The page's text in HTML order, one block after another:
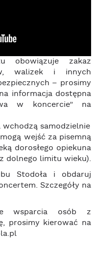
obowiązuje zakaz
walizek i innych
– prosimy
informacja dostępna
w koncercie” na
samodzielnie
wejść za pisemną
dorosłego opiekuna
dolnego limitu wieku).
Stodoła i obdaruj
Szczegóły na
wsparcia osób z
prosimy kierować na